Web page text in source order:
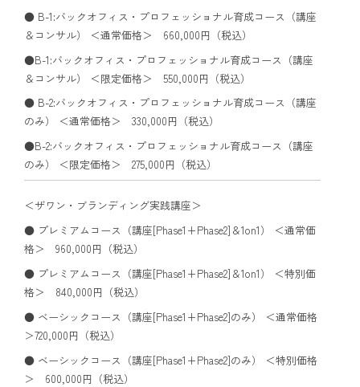
● B-1:バックオフィス・プロフェッショナル育成コース（講座
＆コンサル） ＜通常価格＞ 660,000円（税込）
●B-1:バックオフィス・プロフェッショナル育成コース（講座
＆コンサル） ＜限定価格＞ 550,000円（税込）
● B-2:バックオフィス・プロフェッショナル育成コース（講座
のみ） ＜通常価格＞ 330,000円（税込）
●B-2:バックオフィス・プロフェッショナル育成コース（講座
のみ） ＜限定価格＞ 275,000円（税込）
＜ザワン・ブランディング実践講座＞
● プレミアムコース（講座[Phase1+Phase2]＆1on1） ＜通常価
格＞ 960,000円（税込）
● プレミアムコース（講座[Phase1+Phase2]＆1on1） ＜特別価
格＞ 840,000円（税込）
● ベーシックコース（講座[Phase1+Phase2]のみ） ＜通常価格
＞720,000円（税込）
● ベーシックコース（講座[Phase1+Phase2]のみ） ＜特別価格
＞ 600,000円（税込）